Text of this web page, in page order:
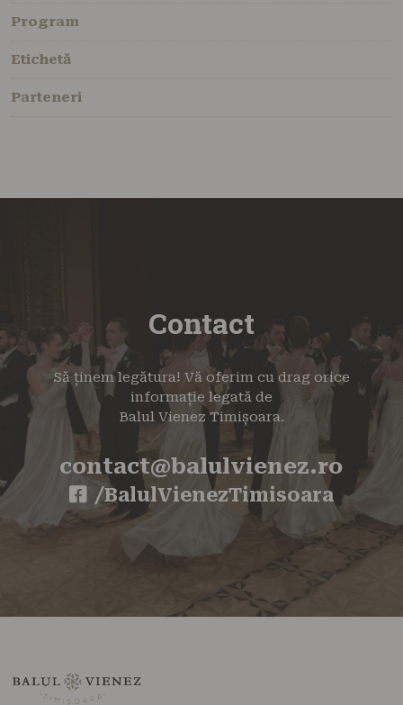
Program
Etichetă
Parteneri
Contact
Să ținem legătura! Vă oferim cu drag orice
informație legată de
Balul Vienez Timișoara.
contact@balulvienez.ro
/BalulVienezTimisoara